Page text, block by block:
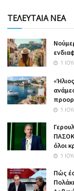
ΤΕΛΕΥΤΑΙΑ ΝΕΑ
1
1
όλοι
1
Πώς